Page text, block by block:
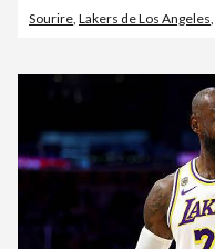
Sourire Lakers de Los Angeles